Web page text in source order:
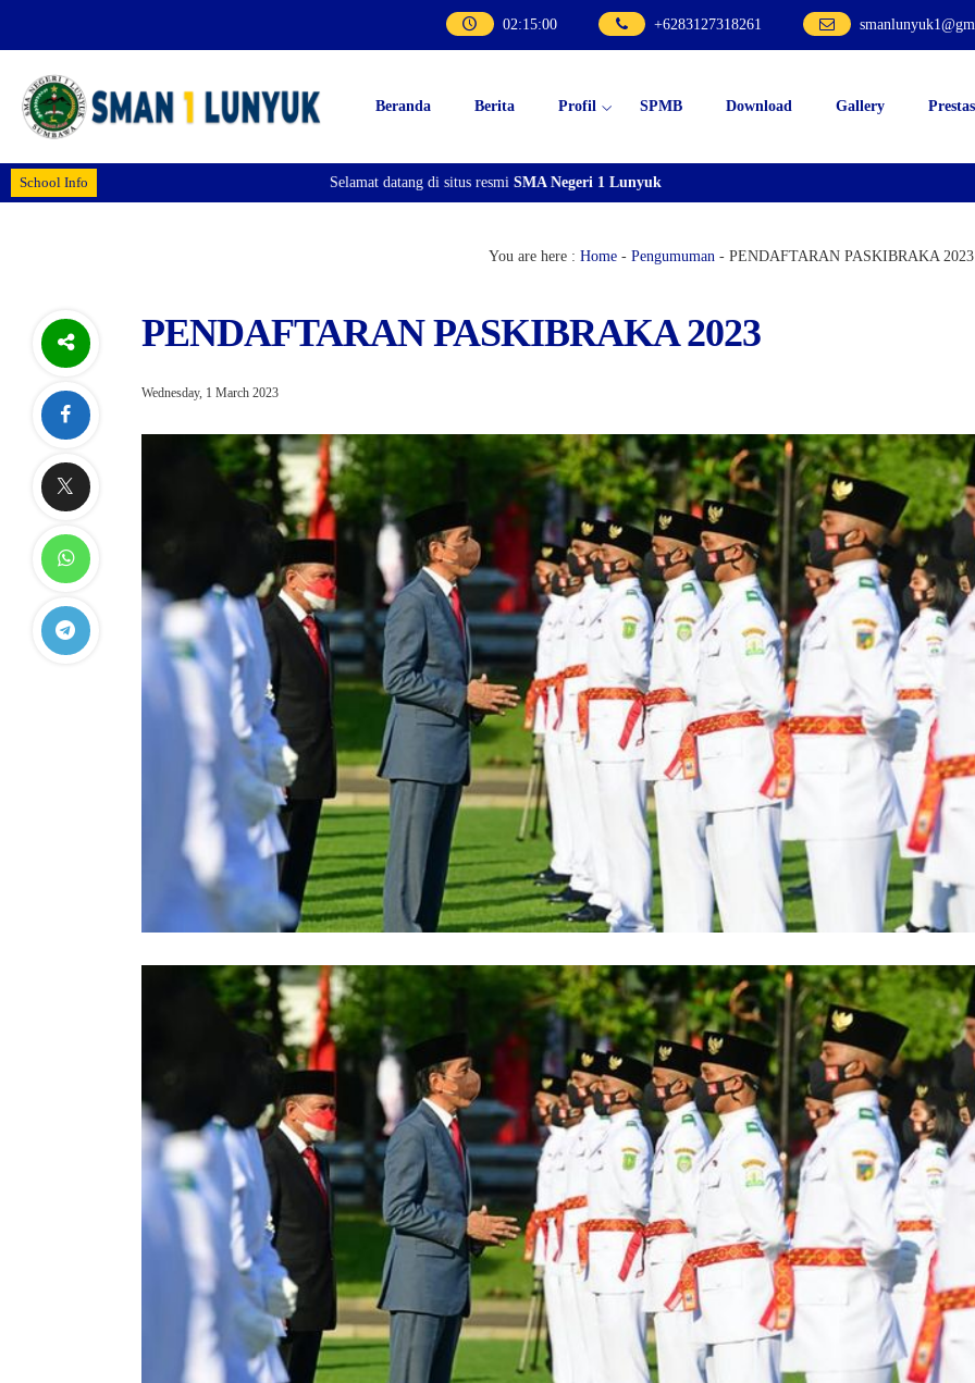
02:15:02 +6283127318261
Beranda Berita Profil SPMB Download Gallery
School Info Selamat datang di situs resmiSMA Negeri 1 Lunyuk
You are here : Home - Pengumuman - PENDAFTARAN PASKIBRAKA 2023
PENDAFTARAN PASKIBRAKA 2023
Wednesday, 1 March 2023